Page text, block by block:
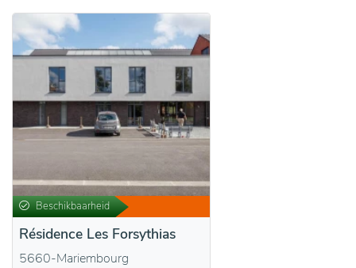
Beschikbaarheid
Résidence Les Forsythias
5660-Mariembourg